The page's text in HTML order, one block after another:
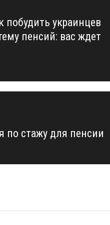
побудить украинцев
пенсий: вас ждет
по стажу для пенсии